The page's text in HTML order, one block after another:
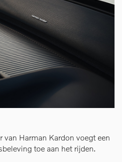
van Harman Kardon voegt een
toe aan het rijden.